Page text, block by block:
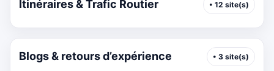
Itinéraires & Trafic Routier • 12 site(s)
Blogs & retours d’expérience • 3 site(s)